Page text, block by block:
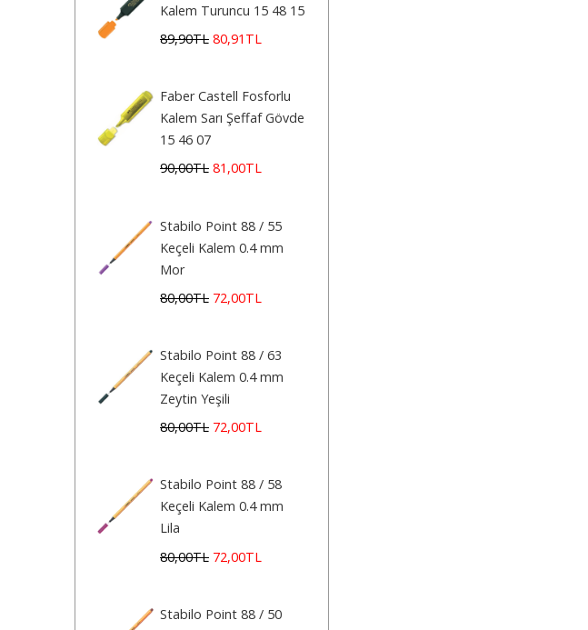
Kalem Turuncu 15 48 15
89,90TL 80,91 TL
Faber Castell Fosforlu
Kalem Sarı Şeffaf Gövde
15 46 07
90,00TL 81 ,00TL
Stabilo Point 88 / 55
Keçeli Kalem 0.4 mm
Mor
80,00TL 72,00TL
Stabilo Point 88 / 63
Keçeli Kalem 0.4 mm
Zeytin Yeşili
80,00TL 72,00TL
Stabilo Point 88 / 58
Keçeli Kalem 0.4 mm
Lila
80,00TL 72,00TL
Stabilo Point 88 / 50